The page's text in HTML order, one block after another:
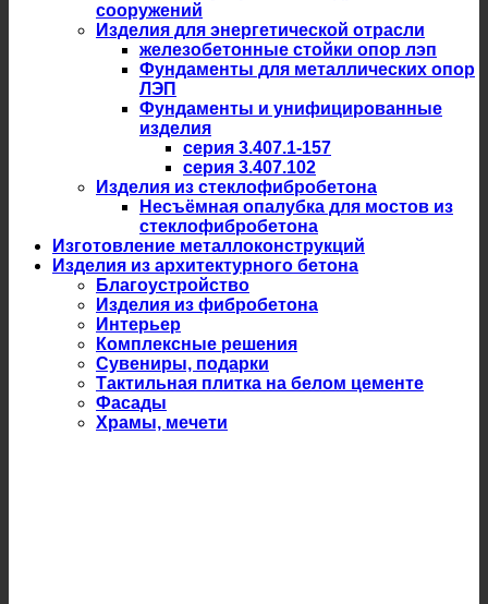
сооружений
Изделия для энергетической отрасли
железобетонные стойки опор лэп
Фундаменты для металлических опор
ЛЭП
Фундаменты и унифицированные
изделия
серия 3.407.1-157
серия 3.407.102
Изделия из стеклофибробетона
Несъёмная опалубка для мостов из
стеклофибробетона
Изготовление металлоконструкций
Изделия из архитектурного бетона
Благоустройство
Изделия из фибробетона
Интерьер
Комплексные решения
Сувениры, подарки
Тактильная плитка на белом цементе
Фасады
Храмы, мечети